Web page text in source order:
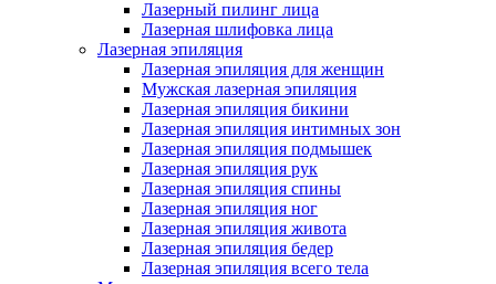
Лазерный пилинг лица
Лазерная шлифовка лица
Лазерная эпиляция
Лазерная эпиляция для женщин
Мужская лазерная эпиляция
Лазерная эпиляция бикини
Лазерная эпиляция интимных зон
Лазерная эпиляция подмышек
Лазерная эпиляция рук
Лазерная эпиляция спины
Лазерная эпиляция ног
Лазерная эпиляция живота
Лазерная эпиляция бедер
Лазерная эпиляция всего тела